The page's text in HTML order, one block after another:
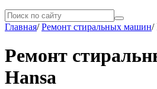
Главная/Ремонт стиральных машин/
Ремонт
Hansa